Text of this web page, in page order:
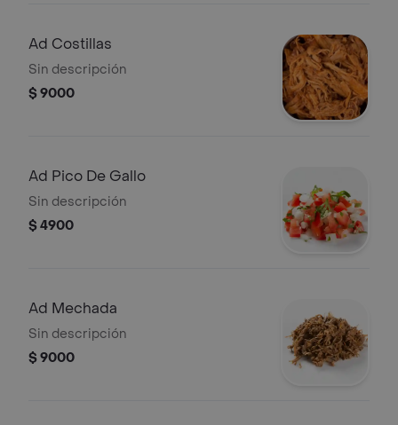
Ad Costillas
Sin descripción
$ 9000
Ad Pico De Gallo
Sin descripción
$ 4900
Ad Mechada
Sin descripción
$ 9000